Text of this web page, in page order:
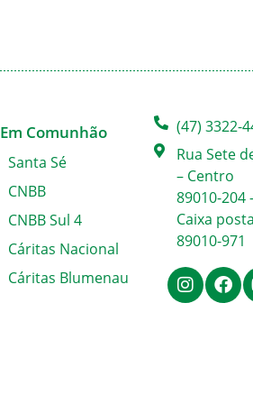
Em Comunhão
Santa Sé
CNBB
CNBB Sul 4
Cáritas Nacional
Cáritas Blumenau
(47) 3322-
Rua Sete
– Centro
89010-204
Caixa
89010-971